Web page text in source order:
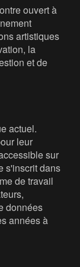
ouvert à
artistiques
la
et de
actuel.
leur
sur
s'inscrit dans
de travail
données
années à